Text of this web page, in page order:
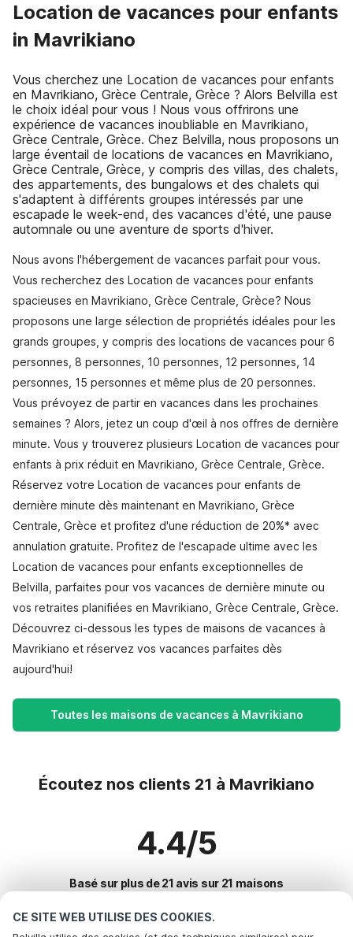
CE SITE WEB UTILISE DES COOKIES.
Location de vacances pour enfants
in Mavrikiano
Vous cherchez une Location de vacances pour enfants
en Mavrikiano, Grèce Centrale, Grèce ? Alors Belvilla est
le choix idéal pour vous ! Nous vous offrirons une
expérience de vacances inoubliable en Mavrikiano,
Grèce Centrale, Grèce. Chez Belvilla, nous proposons un
large éventail de locations de vacances en Mavrikiano,
Grèce Centrale, Grèce, y compris des villas, des chalets,
des appartements, des bungalows et des chalets qui
s'adaptent à différents groupes intéressés par une
escapade le week-end, des vacances d'été, une pause
automnale ou une aventure de sports d'hiver.
Nous avons l'hébergement de vacances parfait pour vous.
Vous recherchez des Location de vacances pour enfants
spacieuses en Mavrikiano, Grèce Centrale, Grèce? Nous
proposons une large sélection de propriétés idéales pour les
grands groupes, y compris des locations de vacances pour 6
personnes, 8 personnes, 10 personnes, 12 personnes, 14
personnes, 15 personnes et même plus de 20 personnes.
Vous prévoyez de partir en vacances dans les prochaines
semaines ? Alors, jetez un coup d'œil à nos offres de dernière
minute. Vous y trouverez plusieurs Location de vacances pour
enfants à prix réduit en Mavrikiano, Grèce Centrale, Grèce.
Réservez votre Location de vacances pour enfants de
dernière minute dès maintenant en Mavrikiano, Grèce
Centrale, Grèce et profitez d'une réduction de 20%* avec
annulation gratuite. Profitez de l'escapade ultime avec les
Location de vacances pour enfants exceptionnelles de
Belvilla, parfaites pour vos vacances de dernière minute ou
vos retraites planifiées en Mavrikiano, Grèce Centrale, Grèce.
Découvrez ci-dessous les types de maisons de vacances à
Mavrikiano et réservez vos vacances parfaites dès
aujourd'hui!
Toutes les maisons de vacances à Mavrikiano
Écoutez nos clients 21 à Mavrikiano
4.4/5
Basé sur plus de 21 avis sur 21 maisons